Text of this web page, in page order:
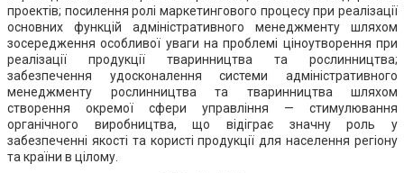
проектів; посилення ролі маркетингового процесу при реалізації
основних функцій адміністративного менеджменту шляхом
зосередження особливої уваги на проблемі ціноутворення при
реалізації продукції тваринництва та рослинництва;
забезпечення удосконалення системи адміністративного
менеджменту рослинництва та тваринництва шляхом
створення окремої сфери управління — стимулювання
органічного виробництва, що відіграє значну роль у
забезпеченні якості та користі продукції для населення регіону
та країни в цілому.